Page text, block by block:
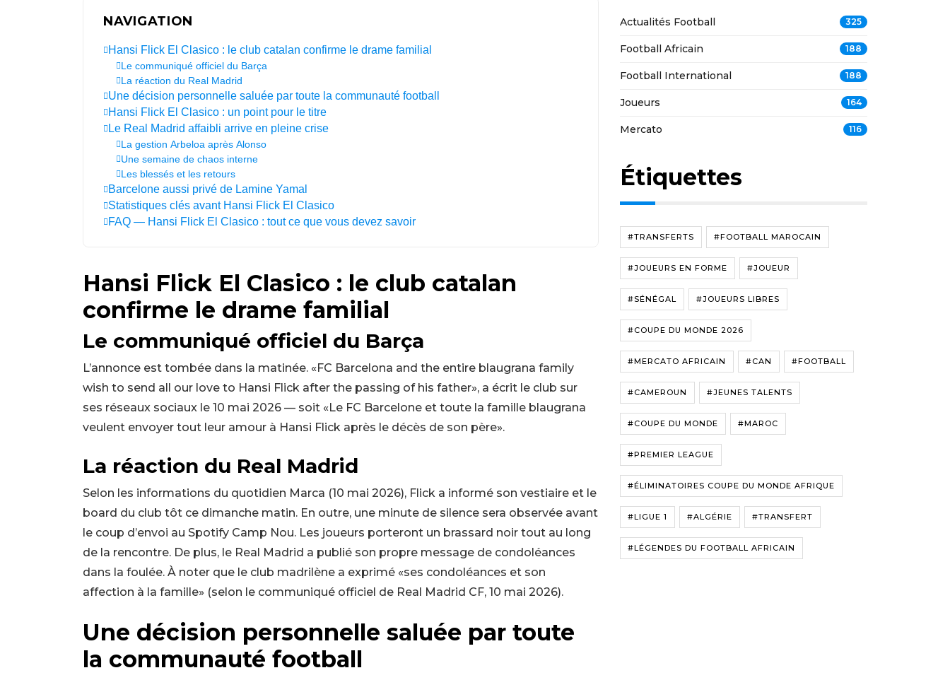
NAVIGATION
Hansi Flick El Clasico : le club catalan confirme le drame familial
Le communiqué officiel du Barça
La réaction du Real Madrid
Une décision personnelle saluée par toute la communauté football
Hansi Flick El Clasico : un point pour le titre
Le Real Madrid affaibli arrive en pleine crise
La gestion Arbeloa après Alonso
Une semaine de chaos interne
Les blessés et les retours
Barcelone aussi privé de Lamine Yamal
Statistiques clés avant Hansi Flick El Clasico
FAQ — Hansi Flick El Clasico : tout ce que vous devez savoir
Hansi Flick El Clasico : le club catalan
confirme le drame familial
Le communiqué officiel du Barça
L’annonce est tombée dans la matinée. «FC Barcelona and the entire blaugrana family
wish to send all our love to Hansi Flick after the passing of his father», a écrit le club sur
ses réseaux sociaux le 10 mai 2026 — soit «Le FC Barcelone et toute la famille blaugrana
veulent envoyer tout leur amour à Hansi Flick après le décès de son père».
La réaction du Real Madrid
Selon les informations du quotidien Marca (10 mai 2026), Flick a informé son vestiaire et le
board du club tôt ce dimanche matin. En outre, une minute de silence sera observée avant
le coup d’envoi au Spotify Camp Nou. Les joueurs porteront un brassard noir tout au long
de la rencontre. De plus, le Real Madrid a publié son propre message de condoléances
dans la foulée. À noter que le club madrilène a exprimé «ses condoléances et son
affection à la famille» (selon le communiqué officiel de Real Madrid CF, 10 mai 2026).
Une décision personnelle saluée par toute
la communauté football
Actualités Football 325
Football Africain 188
Football International 188
Joueurs 164
Mercato 116
Étiquettes
#TRANSFERTS #FOOTBALL MAROCAIN
#JOUEURS EN FORME #JOUEUR
#SÉNÉGAL #JOUEURS LIBRES
#COUPE DU MONDE 2026
#MERCATO AFRICAIN #CAN #FOOTBALL
#CAMEROUN #JEUNES TALENTS
#COUPE DU MONDE #MAROC
#PREMIER LEAGUE
#ÉLIMINATOIRES COUPE DU MONDE AFRIQUE
#LIGUE 1 #ALGÉRIE #TRANSFERT
#LÉGENDES DU FOOTBALL AFRICAIN